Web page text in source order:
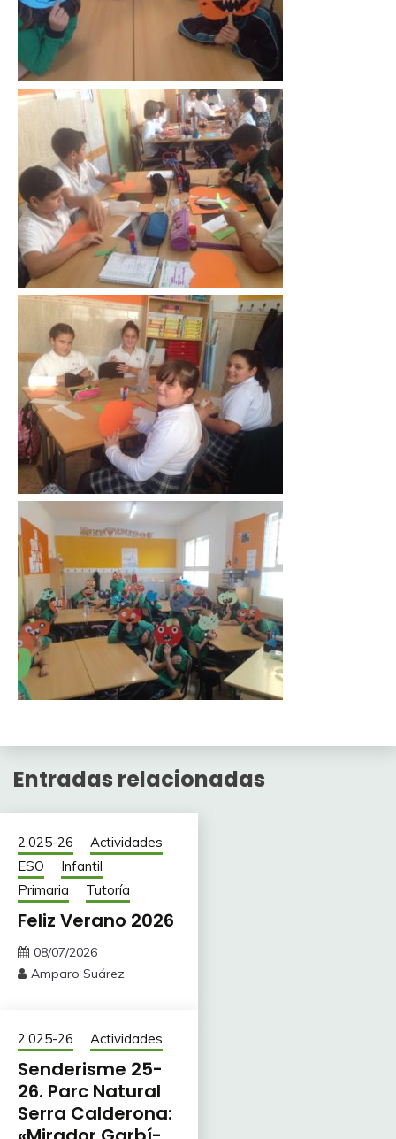
Entradas relacionadas
2.025-26
Actividades
ESO
Infantil
Primaria
Tutoría
Feliz Verano 2026
08/07/2026
Amparo Suárez
2.025-26 Actividades
Senderisme 25-
26. Parc Natural
Serra Calderona: